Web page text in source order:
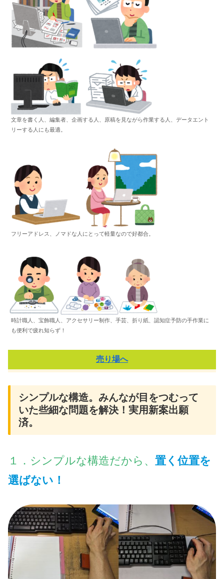
文章を書く人、編集者、企画する人、原稿を見ながら作業する人、データエント
リーする人にも最適。
フリーアドレス、ノマドな人にとって軽量なので好都合。
時計職人、宝飾職人、アクセサリー制作、手芸、折り紙、認知症予防の手作業に
も便利で疲れ知らず！
売り場へ
シンプルな構造。みんなが目をつむって
いた些細な問題を解決！実用新案出願
済。
１．シンプルな構造だから、 置く位置を
選ばない！